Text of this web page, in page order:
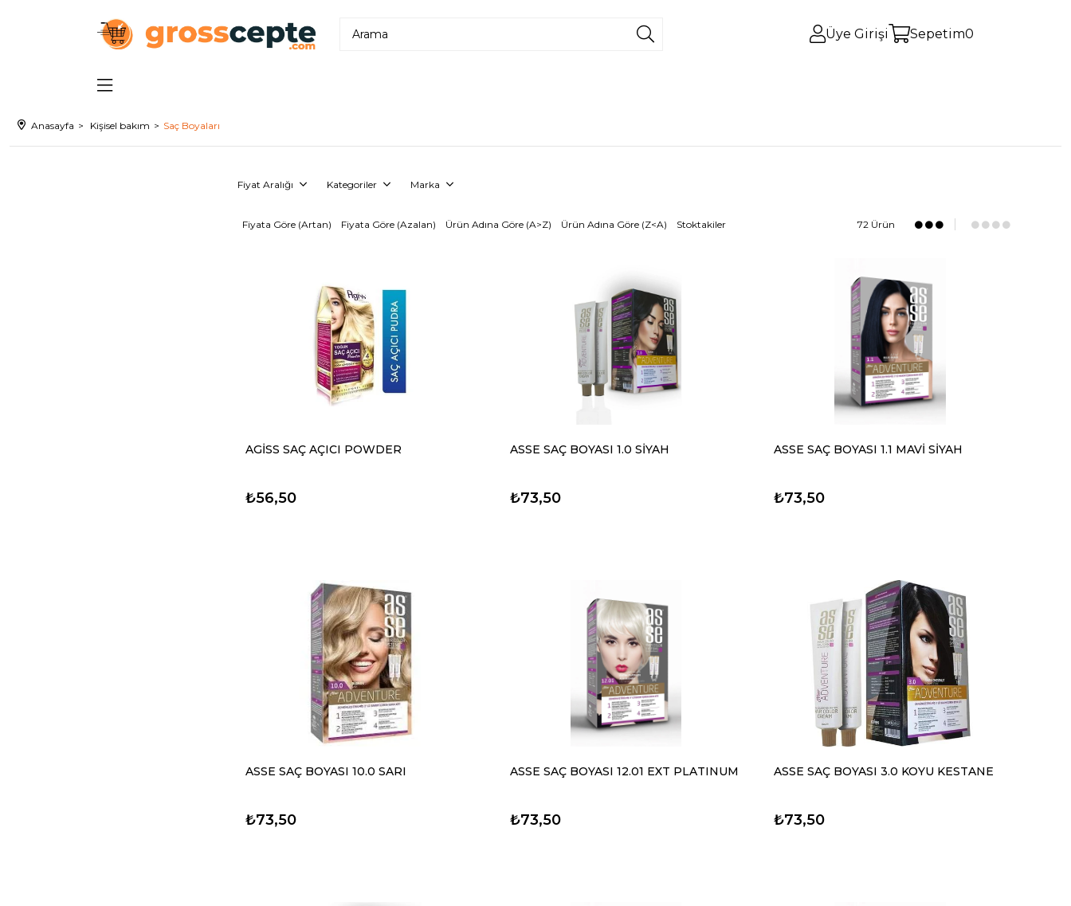
Üye Girişi Sepetim0
Anasayfa Kişisel bakım Saç Boyaları
Fiyat Aralığı Kategoriler Marka
Fiyata Göre (Artan) Fiyata Göre (Azalan) Ürün Adına Göre (A>Z) Ürün Adına Göre (Z<A) Stoktakiler 72 Ürün
AGİSS SAÇ AÇICI POWDER
₺56,50
ASSE SAÇ BOYASI 1.0 SİYAH
₺73,50
ASSE SAÇ BOYASI 1.1 MAVİ SİYAH
₺73,50
ASSE SAÇ BOYASI 10.0 SARI
₺73,50
ASSE SAÇ BOYASI 12.01 EXT PLATINUM
₺73,50
ASSE SAÇ BOYASI 3.0 KOYU KESTANE
₺73,50